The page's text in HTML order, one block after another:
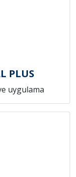
PLUS
uygulama